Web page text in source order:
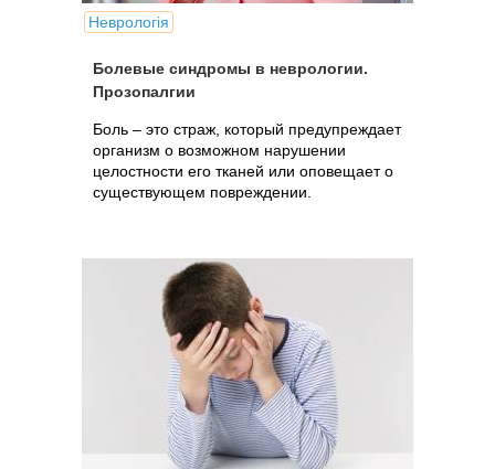
Неврологія
Болевые синдромы в неврологии.
Прозопалгии
Боль – это страж, который предупреждает
организм о возможном нарушении
целостности его тканей или оповещает о
существующем повреждении.